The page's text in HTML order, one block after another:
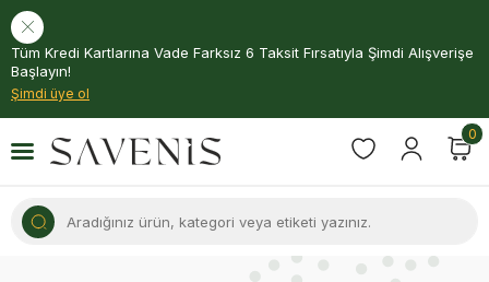
Tüm Kredi Kartlarına Vade Farksız 6 Taksit Fırsatıyla Şimdi Alışverişe
Başlayın!
Şimdi üye ol
0